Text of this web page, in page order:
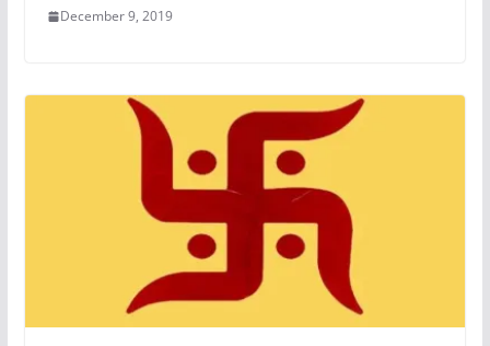
December 9, 2019